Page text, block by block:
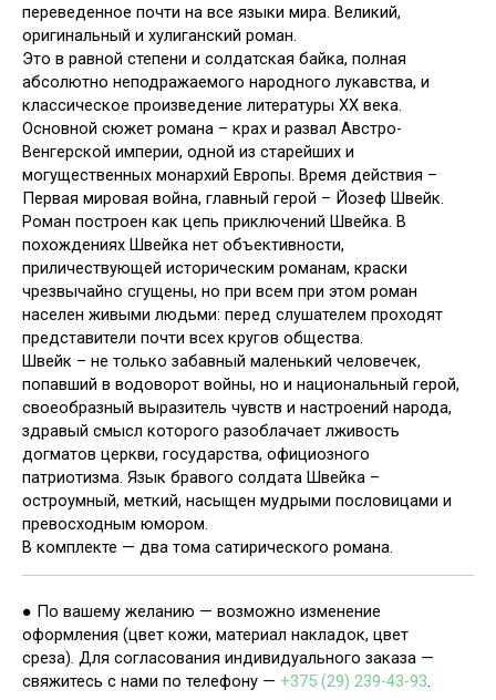
переведенное почти на все языки мира. Великий,
оригинальный и хулиганский роман.
Это в равной степени и солдатская байка, полная
абсолютно неподражаемого народного лукавства, и
классическое произведение литературы XX века.
Основной сюжет романа – крах и развал Австро-
Венгерской империи, одной из старейших и
могущественных монархий Европы. Время действия –
Первая мировая война, главный герой – Йозеф Швейк.
Роман построен как цепь приключений Швейка. В
похождениях Швейка нет объективности,
приличествующей историческим романам, краски
чрезвычайно сгущены, но при всем при этом роман
населен живыми людьми: перед слушателем проходят
представители почти всех кругов общества.
Швейк – не только забавный маленький человечек,
попавший в водоворот войны, но и национальный герой,
своеобразный выразитель чувств и настроений народа,
здравый смысл которого разоблачает лживость
догматов церкви, государства, официозного
патриотизма. Язык бравого солдата Швейка –
остроумный, меткий, насыщен мудрыми пословицами и
превосходным юмором.
В комплекте — два тома сатирического романа.
● По вашему желанию — возможно изменение
оформления (цвет кожи, материал накладок, цвет
среза). Для согласования индивидуального заказа —
свяжитесь с нами по телефону — +375 (29) 239-43-93.